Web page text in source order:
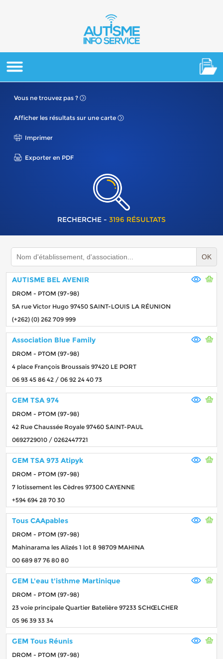
Vous ne trouvez pas ?
Afficher les résultats sur une carte
Imprimer
Exporter en PDF
RECHERCHE - 3196 RÉSULTATS
OK
AUTISME BEL AVENIR
DROM - PTOM (97-98)
5A rue Victor Hugo 97450 SAINT-LOUIS LA RÉUNION
(+262) (0) 262 709 999
Association Blue Family
DROM - PTOM (97-98)
4 place François Broussais 97420 LE PORT
06 93 45 86 42 / 06 92 24 40 73
GEM TSA 974
DROM - PTOM (97-98)
42 Rue Chaussée Royale 97460 SAINT-PAUL
0692729010 / 0262447721
GEM TSA 973 Atipyk
DROM - PTOM (97-98)
7 lotissement les Cèdres 97300 CAYENNE
+594 694 28 70 30
Tous CAApables
DROM - PTOM (97-98)
Mahinarama les Alizés 1 lot 8 98709 MAHINA
00 689 87 76 80 80
GEM L'eau t'isthme Martinique
DROM - PTOM (97-98)
23 voie principale Quartier Batelière 97233 SCHŒLCHER
05 96 39 33 34
GEM Tous Réunis
DROM - PTOM (97-98)